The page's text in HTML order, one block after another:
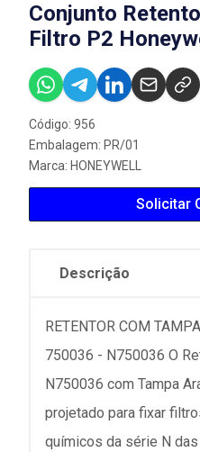
Conjunto
Filtro P2
Código: 956
Embalagem: PR/01
Marca: HONEYWELL
Solicitar
Descrição
RETENTOR COM
750036 - N750036 O
N750036 com Tampa
projetado para fixar
químicos da série N